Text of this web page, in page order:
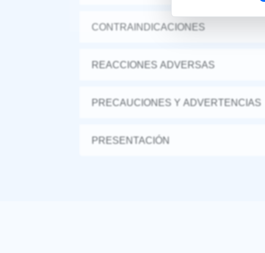
CONTRAINDICACIONES
REACCIONES ADVERSAS
PRECAUCIONES Y ADVERTENCIAS
PRESENTACIÓN